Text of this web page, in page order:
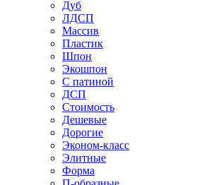
Дуб
ЛДСП
Массив
Пластик
Шпон
Экошпон
С патиной
ДСП
Стоимость
Дешевые
Дорогие
Эконом-класс
Элитные
Форма